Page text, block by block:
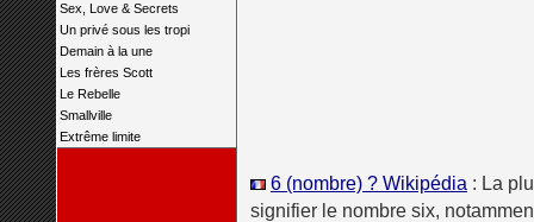
Sex, Love & Secrets
Un privé sous les tropi
Demain à la une
Les frères Scott
Le Rebelle
Smallville
Extrême limite
6 (nombre) ? Wikipédia : La
signifier le nombre six,